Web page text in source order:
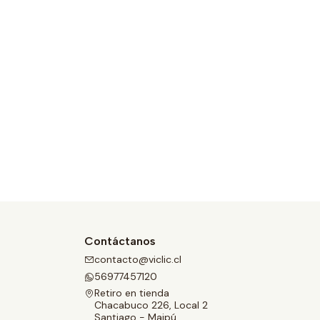
Contáctanos
contacto@viclic.cl
56977457120
Retiro en tienda
Chacabuco 226, Local 2
Santiago - Maipú